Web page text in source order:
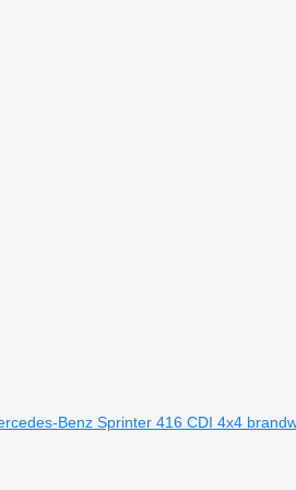
Benz Sprinter 416 CDI 4x4